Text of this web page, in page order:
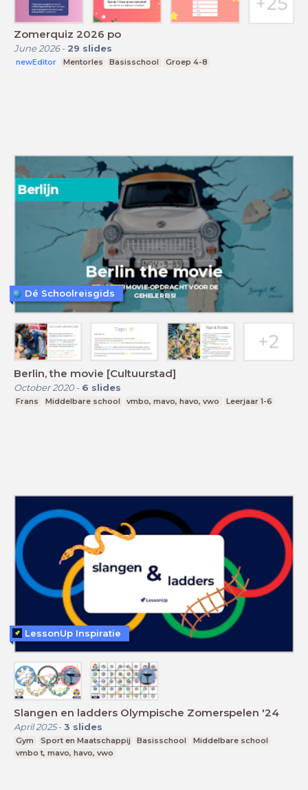
Zomerquiz 2026 po
June 2026- 29 slides
newEditor Mentorles Basisschool Groep 4-8
Berlin, the movie [Cultuurstad]
October 2020- 6 slides
Frans Middelbare school vmbo, mavo, havo, vwo Leerjaar 1-6
Dé Schoolreisgids
Slangen en ladders Olympische Zomerspelen '24
April 2025- 3 slides
Gym Sport en Maatschappij Basisschool
Middelbare school
vmbo t, mavo, havo, vwo
LessonUp Inspiratie